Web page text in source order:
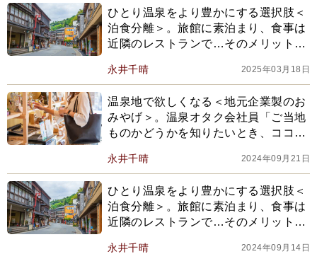
ひとり温泉をより豊かにする選択肢＜
泊食分離＞。旅館に素泊まり、食事は
近隣のレストランで…そのメリットを
永井千晴 2025年03月18日
温泉地で欲しくなる＜地元企業製のお
みやげ＞。温泉オタク会社員「ご当地
ものかどうかを知りたいとき、ココを
永井千晴 2024年09月21日
ひとり温泉をより豊かにする選択肢＜
泊食分離＞。旅館に素泊まり、食事は
近隣のレストランで…そのメリットを
永井千晴 2024年09月14日